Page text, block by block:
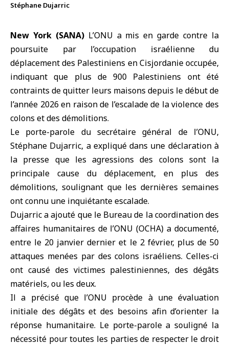
Stéphane Dujarric
New York (SANA)L’ONU a mis en garde contre la
poursuite par l’occupation israélienne du
déplacement des Palestiniens enCisjordanie occupée,
indiquant que plus de 900 Palestiniens ont été
contraints de quitter leurs maisons depuis le début de
l’année 2026 en raison de l’escalade de la violence des
colons et des démolitions.
Le porte-parole du secrétaire général de l’ONU,
Stéphane Dujarric, a expliqué dans une déclaration à
la presse que les agressions des colons sont la
principale cause du déplacement, en plus des
démolitions, soulignant que les dernières semaines
ont connu une inquiétante escalade.
Dujarric a ajouté que le Bureau de la coordination des
affaires humanitaires de l’ONU (OCHA) a documenté,
entre le 20 janvier dernier et le 2 février, plus de 50
attaques menées par des colons israéliens. Celles-ci
ont causé des victimes palestiniennes, des dégâts
matériels, ou les deux.
Il a précisé que l’ONU procède à une évaluation
initiale des dégâts et des besoins afin d’orienter la
réponse humanitaire. Le porte-parole a souligné la
nécessité pour toutes les parties de respecter le droit